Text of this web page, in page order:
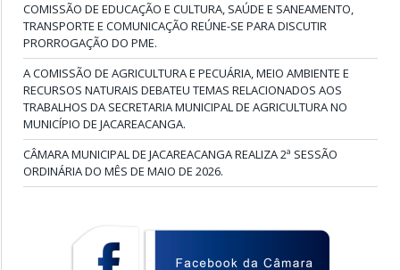
COMISSÃO DE EDUCAÇÃO E CULTURA, SAÚDE E SANEAMENTO,
TRANSPORTE E COMUNICAÇÃO REÚNE-SE PARA DISCUTIR
PRORROGAÇÃO DO PME.
A COMISSÃO DE AGRICULTURA E PECUÁRIA, MEIO AMBIENTE E
RECURSOS NATURAIS DEBATEU TEMAS RELACIONADOS AOS
TRABALHOS DA SECRETARIA MUNICIPAL DE AGRICULTURA NO
MUNICÍPIO DE JACAREACANGA.
CÂMARA MUNICIPAL DE JACAREACANGA REALIZA 2ª SESSÃO
ORDINÁRIA DO MÊS DE MAIO DE 2026.